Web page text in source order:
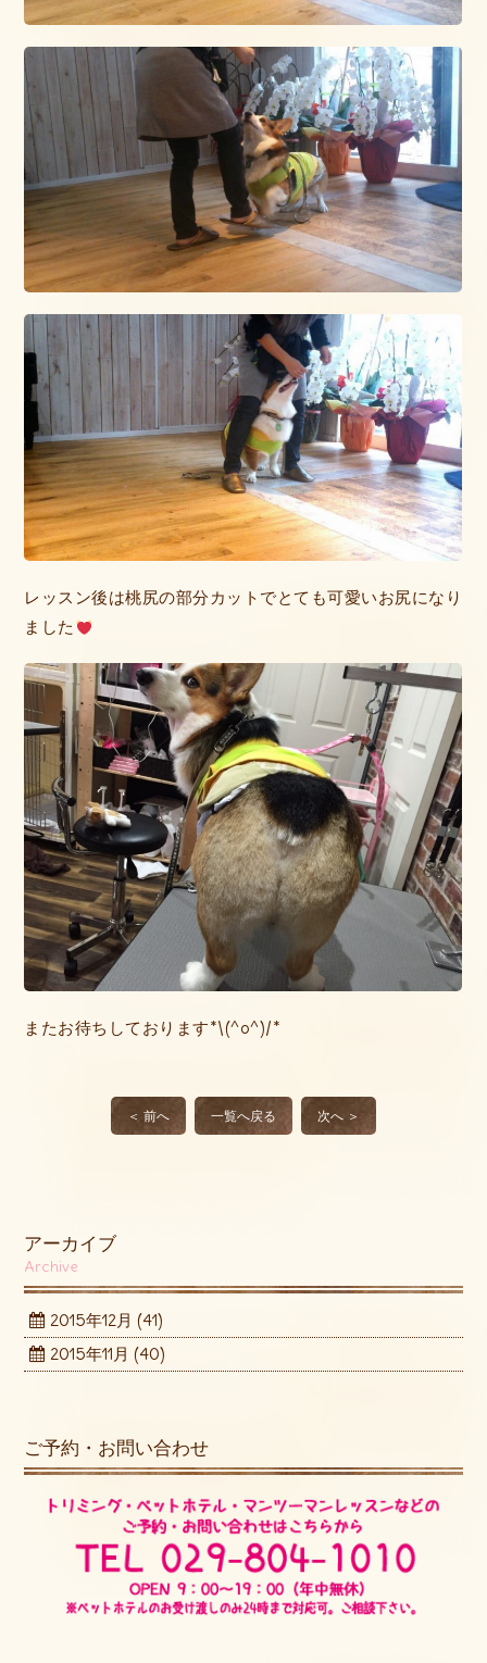
レッスン後は桃尻の部分カットでとても可愛いお尻になり
ました
またお待ちしております*\(^o^)/*
＜ 前へ 一覧へ戻る 次へ ＞
アーカイブ
Archive
2015年12月 (41)
2015年11月 (40)
ご予約・お問い合わせ